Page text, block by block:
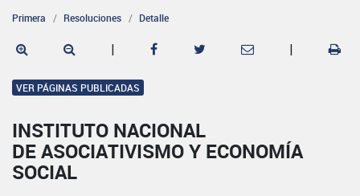
Primera Resoluciones Detalle
| |
VER PÁGINAS PUBLICADAS
INSTITUTO NACIONAL
DE ASOCIATIVISMO Y ECONOMÍA
SOCIAL